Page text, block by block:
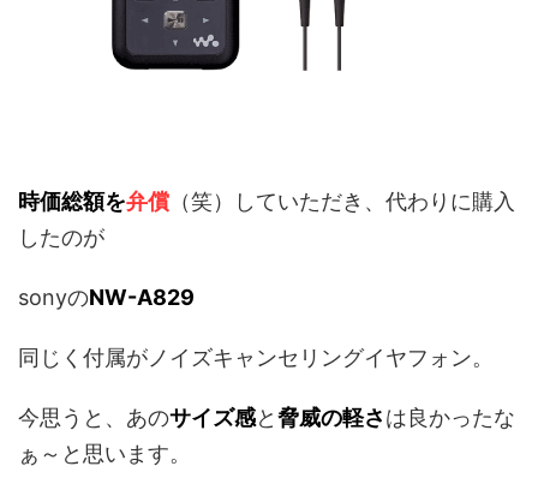
時価総額を弁償 （笑）していただき、代わりに購入
したのが
sonyのNW-A829
同じく付属がノイズキャンセリングイヤフォン。
今思うと、あのサイズ感と脅威の軽さは良かったな
ぁ～と思います。